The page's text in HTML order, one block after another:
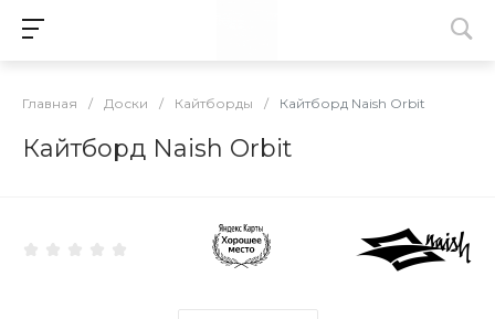
Главная / Доски / Кайтборды / Кайтборд Naish Orbit
Кайтборд Naish Orbit